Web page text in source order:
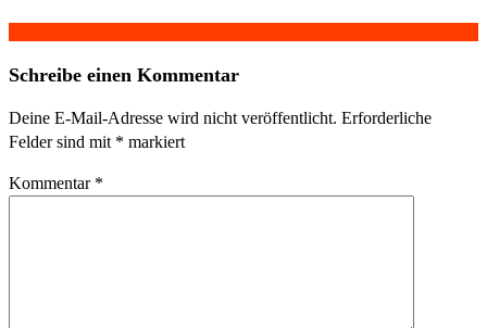
Schreibe einen Kommentar
Deine E-Mail-Adresse wird nicht veröffentlicht. Erforderliche
Felder sind mit * markiert
Kommentar *